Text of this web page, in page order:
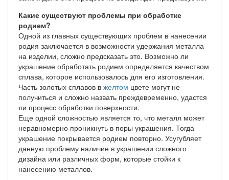
Какие существуют проблемы при обработке
родием?
Одной из главных существующих проблем в нанесении
родия заключается в возможности удержания металла
на изделии, сложно предсказать это. Возможно ли
украшение обработать родием определяется качеством
сплава, которое использовалось для его изготовления.
Часть золотых сплавов в желтом цвете могут не
получиться и сложно назвать преждевременно, удастся
ли процесс обработки поверхности.
Еще одной сложностью является то, что металл может
неравномерно проникнуть в поры украшения. Тогда
украшение покрывается родием повторно. Усугубляет
данную проблему наличие в украшении сложного
дизайна или различных форм, которые стойки к
нанесению металлов.